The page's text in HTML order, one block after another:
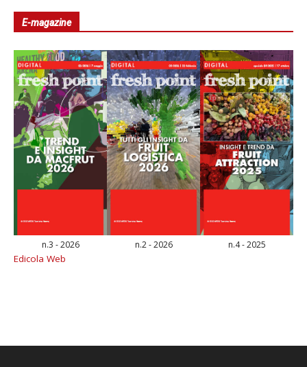
E-magazine
n.3 - 2026 n.2 - 2026 n.4 - 2025
Edicola Web